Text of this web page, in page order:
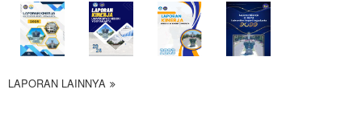
LAPORAN LAINNYA